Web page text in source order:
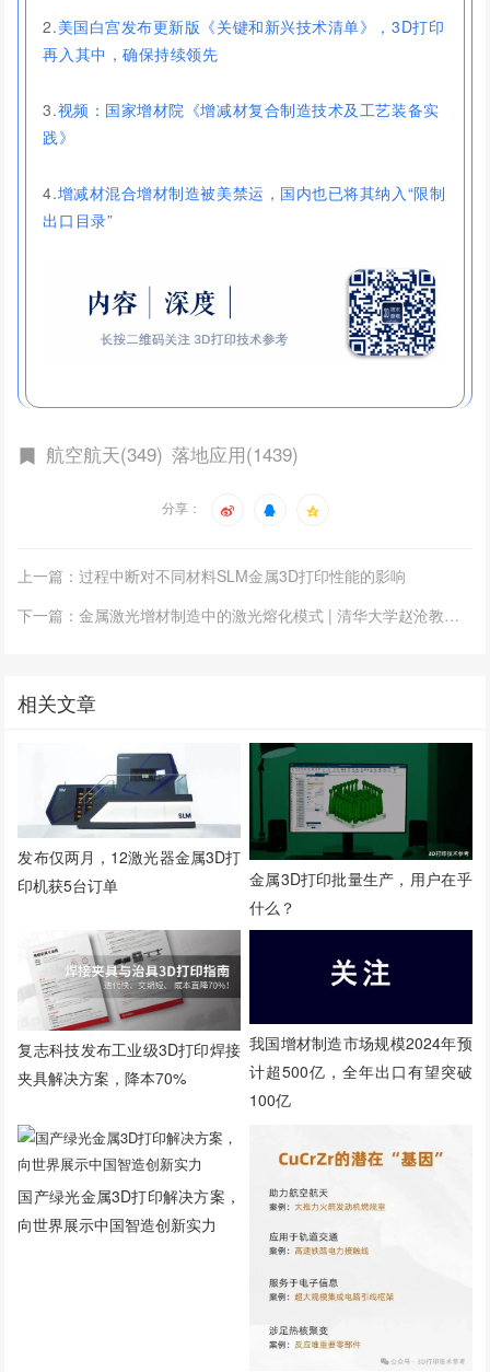
2.美国白宫发布更新版《关键和新兴技术清单》，3D打印
再入其中，确保持续领先
3.视频：国家增材院《增减材复合制造技术及工艺装备实
践》
4.增减材混合增材制造被美禁运，国内也已将其纳入“限制
出口目录”
航空航天(349) 落地应用(1439)
分享：
上一篇：过程中断对不同材料SLM金属3D打印性能的影响
下一篇：金属激光增材制造中的激光熔化模式 | 清华大学赵沧教授最新研究
相关文章
发布仅两月，12激光器金属3D打
印机获5台订单
金属3D打印批量生产，用户在乎
什么？
复志科技发布工业级3D打印焊接
夹具解决方案，降本70%
我国增材制造市场规模2024年预
计超500亿，全年出口有望突破
100亿
国产绿光金属3D打印解决方案，
向世界展示中国智造创新实力